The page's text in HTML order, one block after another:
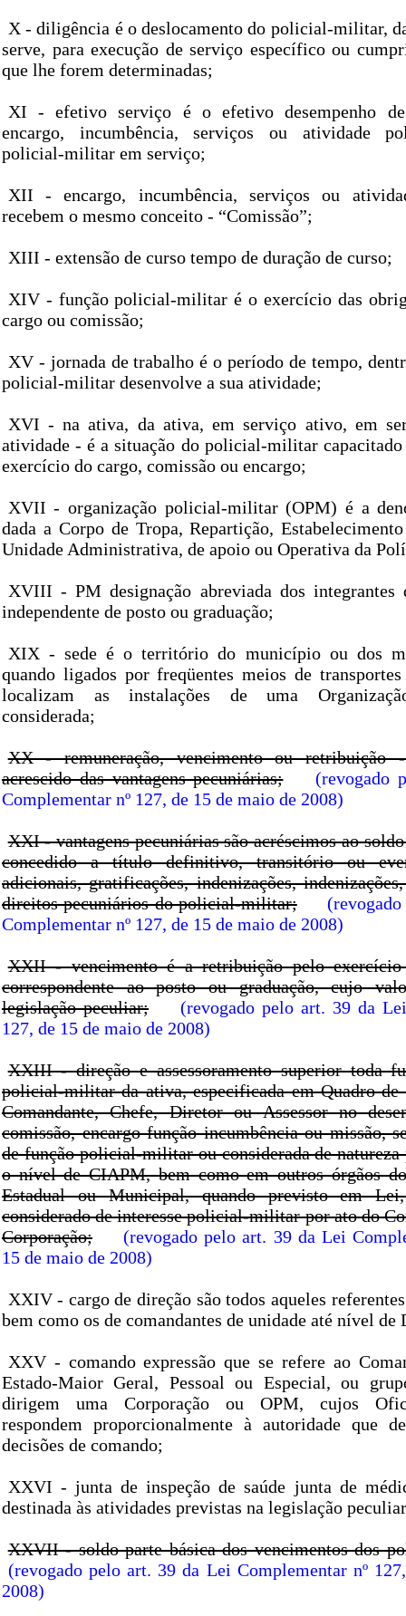
X - diligência é o deslocamento do policial-militar,
serve, para execução de serviço específico ou
que lhe forem determinadas;
XI - efetivo serviço é o efetivo desempenho de
encargo, incumbência, serviços ou atividade
policial-militar em serviço;
XII - encargo, incumbência, serviços ou
recebem o mesmo conceito - “Comissão”;
XIII - extensão de curso tempo de duração de curso;
XIV - função policial-militar é o exercício das
cargo ou comissão;
XV - jornada de trabalho é o período de tempo,
policial-militar desenvolve a sua atividade;
XVI - na ativa, da ativa, em serviço ativo, em
atividade - é a situação do policial-militar capacitado
exercício do cargo, comissão ou encargo;
XVII - organização policial-militar (OPM) é a
dada a Corpo de Tropa, Repartição,
Unidade Administrativa, de apoio ou Operativa da
XVIII - PM designação abreviada dos
independente de posto ou graduação;
XIX - sede é o território do município ou dos
quando ligados por freqüentes meios de
localizam as instalações de uma
considerada;
XX - remuneração, vencimento ou retribuição
acrescido das vantagens pecuniárias;
(revogado
Complementar nº 127, de 15 de maio de 2008)
XXI - vantagens pecuniárias são acréscimos ao
concedido a título definitivo, transitório ou
adicionais, gratificações, indenizações,
direitos pecuniários do policial-militar;
Complementar nº 127, de 15 de maio de 2008)
XXII - vencimento é a retribuição pelo
correspondente ao posto ou graduação, cujo
legislação peculiar;
(revogado pelo art. 39 da
127, de 15 de maio de 2008)
XXIII - direção e assessoramento superior toda
policial-militar da ativa, especificada em Quadro de
Comandante, Chefe, Diretor ou Assessor no
comissão, encargo função incumbência ou missão,
de função policial-militar ou considerada de
o nível de CIAPM, bem como em outros órgãos
Estadual ou Municipal, quando previsto em
considerado de interesse policial-militar por ato do
Corporação;
(revogado pelo art. 39 da Lei
15 de maio de 2008)
XXIV - cargo de direção são todos aqueles
bem como os de comandantes de unidade até nível de
XXV - comando expressão que se refere ao
Estado-Maior Geral, Pessoal ou Especial, ou
dirigem uma Corporação ou OPM, cujos
respondem proporcionalmente à autoridade que
decisões de comando;
XXVI - junta de inspeção de saúde junta de
destinada às atividades previstas na legislação
XXVII - soldo parte básica dos vencimentos dos
(revogado pelo art. 39 da Lei Complementar nº
2008)